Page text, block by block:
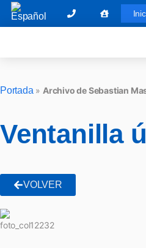
Portada » Archivo de Sebastian
Ventanilla
VOLVER